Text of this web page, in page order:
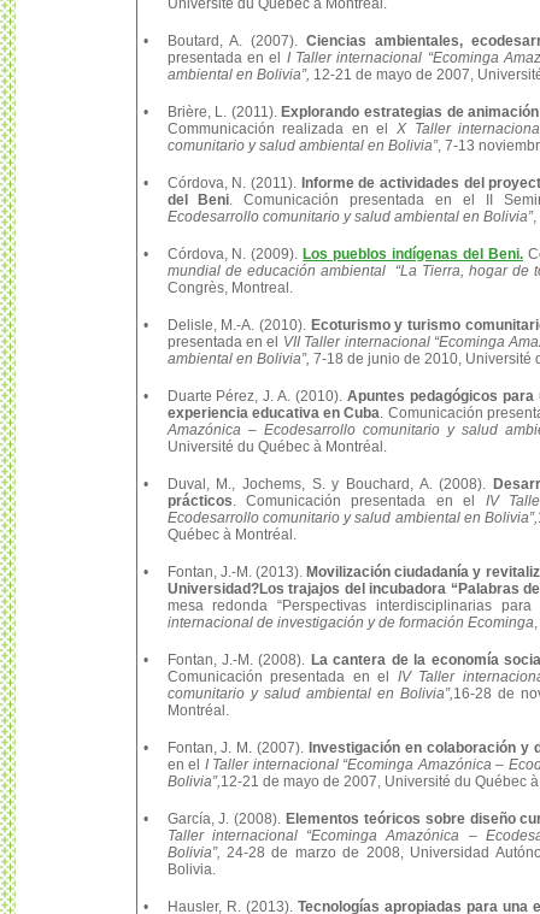
Université du Québec à Montréal.
• Boutard, A. (2007).Ciencias ambientales,
presentada en el I Taller internacional “Ecominga
ambiental en Bolivia”, 12-21 de mayo de 2007,
• Brière, L. (2011). Explorando estrategias de
Communicación realizada en elX Taller
comunitario y salud ambiental en Bolivia”, 7-13
• Córdova, N. (2011). Informe de actividades del
del Beni. Comunicación presentada en el II
Ecodesarrollo comunitario y salud ambiental en Bolivia”,
• Córdova, N. (2009). Los pueblos indígenas del Beni.
mundial de educación ambiental “La Tierra, hogar de
Congrès, Montreal.
• Delisle, M.-A. (2010). Ecoturismo y turismo
presentada en el VII Taller internacional “Ecominga
ambiental en Bolivia”, 7-18 de junio de 2010, Université
• Duarte Pérez, J. A. (2010).Apuntes pedagógicos
experiencia educativa en Cuba. Comunicación
Amazónica – Ecodesarrollo comunitario y salud
Université du Québec à Montréal.
• Duval, M., Jochems, S. y Bouchard, A. (2008).
prácticos. Comunicación presentada en el IV
Ecodesarrollo comunitario y salud ambiental en Bolivia”,
Québec à Montréal.
• Fontan, J.-M. (2013). Movilización ciudadanía y
Universidad?Los trajajos del incubadora “Palabras
mesa redonda “Perspectivas interdisciplinarias
internacional de investigación y de formación Ecominga
• Fontan, J.-M. (2008). La cantera de la economía
Comunicación presentada en el IV Taller
comunitario y salud ambiental en Bolivia”,16-28 de
Montréal.
• Fontan, J. M. (2007). Investigación en colaboración y
en el I Taller internacional “Ecominga Amazónica –
Bolivia”,12-21 de mayo de 2007, Université du Québec
• García, J. (2008). Elementos teóricos sobre diseño
Taller internacional “Ecominga Amazónica –
Bolivia”, 24-28 de marzo de 2008, Universidad
Bolivia.
• Hausler, R. (2013). Tecnologías apropiadas para una